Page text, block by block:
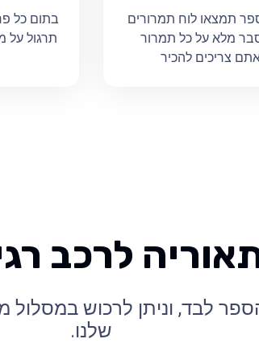
תמצאו לוח תמרורים
מלא על כל תמרור
צריכים להכיר
בתום כל
תרגול על
לרכב
לבד, וניתן לרכוש במסלול
שלנו.